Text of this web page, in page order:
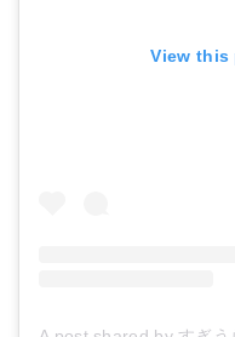
View this